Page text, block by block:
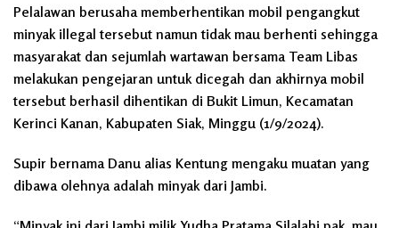
Pelalawan berusaha memberhentikan mobil pengangkut
minyak illegal tersebut namun tidak mau berhenti sehingga
masyarakat dan sejumlah wartawan bersama Team Libas
melakukan pengejaran untuk dicegah dan akhirnya mobil
tersebut berhasil dihentikan di Bukit Limun, Kecamatan
Kerinci Kanan, Kabupaten Siak, Minggu (1/9/2024).
Supir bernama Danu alias Kentung mengaku muatan yang
dibawa olehnya adalah minyak dari Jambi.